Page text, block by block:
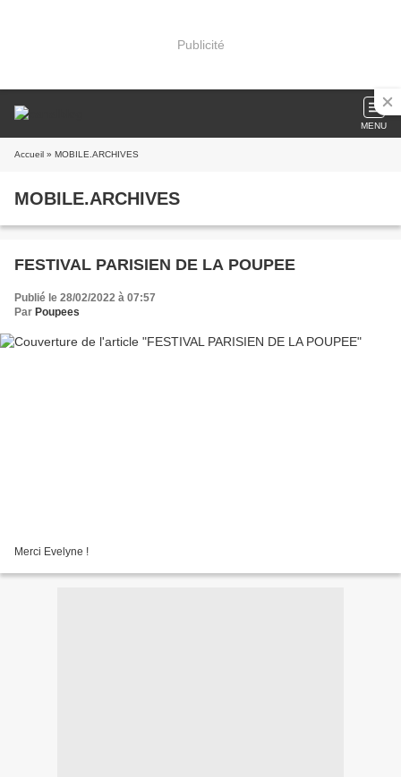
Publicité
MENU
Accueil » MOBILE.ARCHIVES
MOBILE.ARCHIVES
FESTIVAL PARISIEN DE LA POUPEE
Publié le 28/02/2022 à 07:57
Par Poupees
Merci Evelyne !